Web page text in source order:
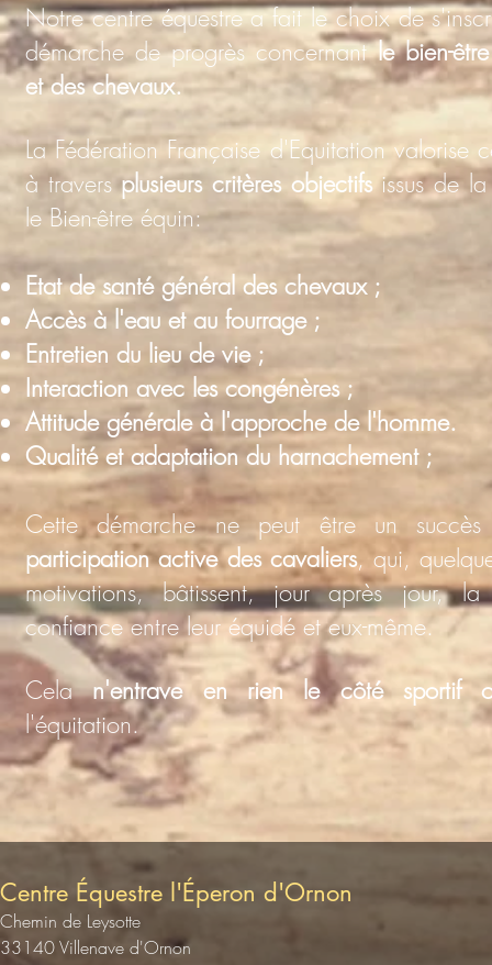
Notre centre équestre a fait le choix de
démarche de progrès concernantle bien-
et des chevaux.
La Fédération Française d'Equitation valorise
à traversplusieurs critères objectifsissus de la
le Bien-être équin:
Etat de santé général des chevaux ;
Accès à l'eau et au fourrage ;
Entretien du lieu de vie ;
Interaction avec les congénères ;
Attitude générale à l'approche de l'homme.
Qualité et adaptation du harnachement ;
Cette démarche ne peut être un
participation active des cavaliers, qui,
motivations, bâtissent, jour après jour,
confiance entre leur équidé et eux-même.
Celan'entrave en rien le côté sportif
l'équitation.
Centre Équestre l'Éperon d'Ornon
Chemin de Leysotte
33140 Villenave d'Ornon